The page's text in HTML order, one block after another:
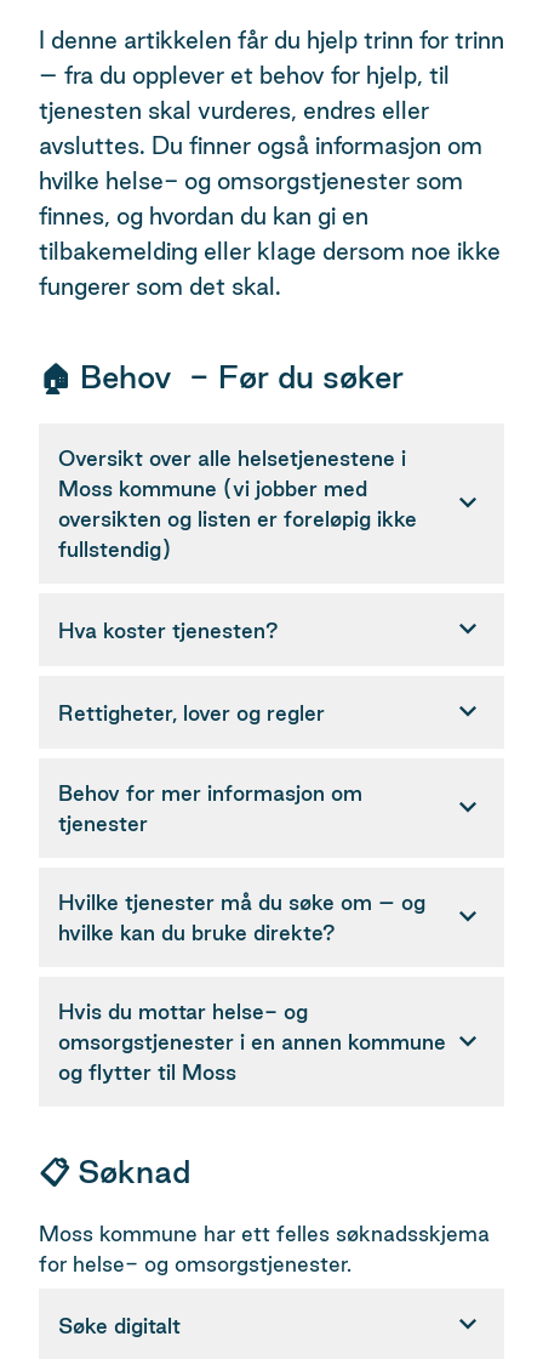
I denne artikkelen får du hjelp trinn for trinn
– fra du opplever et behov for hjelp, til
tjenesten skal vurderes, endres eller
avsluttes. Du finner også informasjon om
hvilke helse- og omsorgstjenester som
finnes, og hvordan du kan gi en
tilbakemelding eller klage dersom noe ikke
fungerer som det skal.
🏠 Behov - Før du søker
Oversikt over alle helsetjenestene i
Moss kommune (vi jobber med
oversikten og listen er foreløpig ikke
fullstendig)
Hva koster tjenesten?
Rettigheter, lover og regler
Behov for mer informasjon om
tjenester
Hvilke tjenester må du søke om – og
hvilke kan du bruke direkte?
Hvis du mottar helse- og
omsorgstjenester i en annen kommune
og flytter til Moss
📋 Søknad
Moss kommune har ett felles søknadsskjema
for helse- og omsorgstjenester.
Søke digitalt